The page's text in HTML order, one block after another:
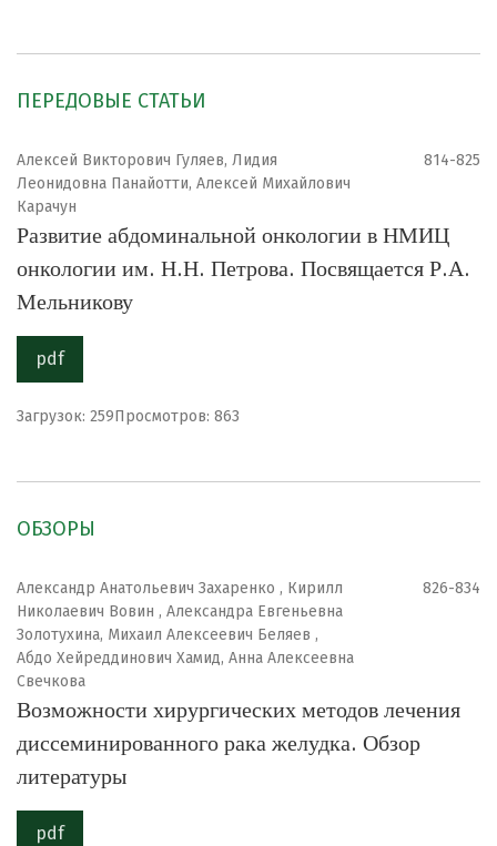
ПЕРЕДОВЫЕ СТАТЬИ
Алексей Викторович Гуляев, Лидия
Леонидовна Панайотти, Алексей Михайлович
Карачун
814-825
Развитие абдоминальной онкологии в НМИЦ
онкологии им. Н.Н. Петрова. Посвящается Р.А.
Мельникову
pdf
Загрузок: 259Просмотров: 863
ОБЗОРЫ
Александр Анатольевич Захаренко , Кирилл
Николаевич Вовин , Александра Евгеньевна
Золотухина, Михаил Алексеевич Беляев ,
Абдо Хейреддинович Хамид, Анна Алексеевна
Свечкова
826-834
Возможности хирургических методов лечения
диссеминированного рака желудка. Обзор
литературы
pdf